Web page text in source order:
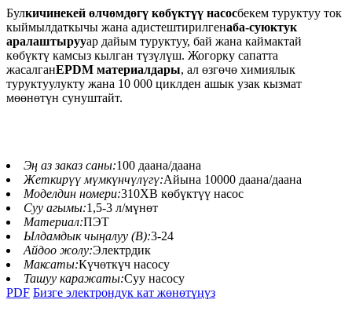
Булкичинекей өлчөмдөгү көбүктүү насосбекем туруктуу ток
кыймылдаткычы жана адистештирилгенаба-суюктук
аралаштырууар дайым туруктуу, бай жана каймактай
көбүктү камсыз кылган түзүлүш. Жогорку сапатта
жасалганEPDM материалдары, ал өзгөчө химиялык
туруктуулукту жана 10 000 циклден ашык узак кызмат
мөөнөтүн сунуштайт.
Эң аз заказ саны:100 даана/даана
Жеткирүү мүмкүнчүлүгү:Айына 10000 даана/даана
Моделдин номери:310XB көбүктүү насос
Суу агымы:1,5-3 л/мүнөт
Материал:ПЭТ
Ылдамдык чыңалуу (В):3-24
Айдоо жолу:Электрдик
Максаты:Күчөткүч насосу
Ташуу каражаты:Суу насосу
PDF Бизге электрондук кат жөнөтүңүз